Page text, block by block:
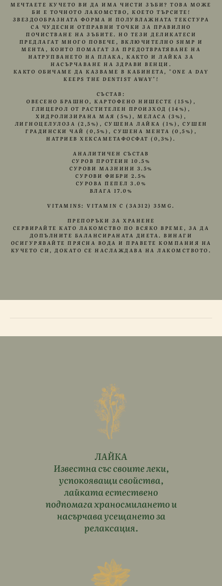
МЕЧТАЕТЕ КУЧЕТО ВИ ДА ИМА ЧИСТИ ЗЪБИ? ТОВА МОЖЕ
БИ Е ТОЧНОТО ЛАКОМСТВО, КОЕТО ТЪРСИТЕ!
ЗВЕЗДООБРАЗНАТА ФОРМА И ПОЛУВЛАЖНАТА ТЕКСТУРА
СА ЧУДЕСНИ ОТПРАВНИ ТОЧКИ ЗА ПРАВИЛНО
ПОЧИСТВАНЕ НА ЗЪБИТЕ. НО ТЕЗИ ДЕЛИКАТЕСИ
ПРЕДЛАГАТ МНОГО ПОВЕЧЕ, ВКЛЮЧИТЕЛНО SHMP И
МЕНТА, КОИТО ПОМАГАТ ЗА ПРЕДОТВРАТЯВАНЕ НА
НАТРУПВАНЕТО НА ПЛАКА, КАКТО И ЛАЙКА ЗА
НАСЪРЧАВАНЕ НА ЗДРАВИ ВЕНЦИ.
КАКТО ОБИЧАМЕ ДА КАЗВАМЕ В КАБИНЕТА, "ONE A DAY
KEEPS THE DENTIST AWAY"!
СЪСТАВ:
ОВЕСЕНО БРАШНО, КАРТОФЕНО НИШЕСТЕ (15%),
ГЛИЦЕРОЛ ОТ РАСТИТЕЛЕН ПРОИЗХОД (14%),
ХИДРОЛИЗИРАНА МАЯ (5%), МЕЛАСА (3%),
ЛИГНОЦЕЛУЛОЗА (2,5%), СУШЕНА ЛАЙКА (1%), СУШЕН
ГРАДИНСКИ ЧАЙ (0,5%), СУШЕНА МЕНТА (0,5%),
НАТРИЕВ ХЕКСАМЕТАФОСФАТ (0,3%).
АНАЛИТИЧЕН СЪСТАВ
СУРОВ ПРОТЕИН 10.5%
СУРОВИ МАЗНИНИ 3.5%
СУРОВИ ФИБРИ 2.5%
СУРОВА ПЕПЕЛ 3.0%
ВЛАГА 17.0%
VITAMINS: VITAMIN C (3A312) 35MG.
ПРЕПОРЪКИ ЗА ХРАНЕНЕ
СЕРВИРАЙТЕ КАТО ЛАКОМСТВО ПО ВСЯКО ВРЕМЕ, ЗА ДА
ДОПЪЛНИТЕ БАЛАНСИРАНАТА ДИЕТА. ВИНАГИ
ОСИГУРЯВАЙТЕ ПРЯСНА ВОДА И ПРАВЕТЕ КОМПАНИЯ НА
КУЧЕТО СИ, ДОКАТО СЕ НАСЛАЖДАВА НА ЛАКОМСТВОТО.
ЛАЙКА
Известна със своите леки,
успокояващи свойства,
лайката естествено
подпомага храносмилането и
насърчава усещането за
релаксация.